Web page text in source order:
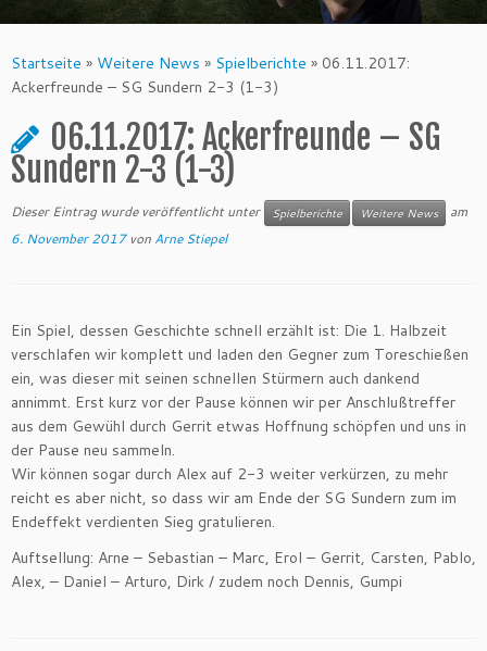
Startseite » Weitere News » Spielberichte » 06.11.2017:
Ackerfreunde – SG Sundern 2-3 (1-3)
06.11.2017: Ackerfreunde – SG
Sundern 2-3 (1-3)
Dieser Eintrag wurde veröffentlicht unter Spielberichte Weitere News
am
6. November 2017 von Arne Stiepel
Ein Spiel, dessen Geschichte schnell erzählt ist: Die 1. Halbzeit
verschlafen wir komplett und laden den Gegner zum Toreschießen
ein, was dieser mit seinen schnellen Stürmern auch dankend
annimmt. Erst kurz vor der Pause können wir per Anschlußtreffer
aus dem Gewühl durch Gerrit etwas Hoffnung schöpfen und uns in
der Pause neu sammeln.
Wir können sogar durch Alex auf 2-3 weiter verkürzen, zu mehr
reicht es aber nicht, so dass wir am Ende der SG Sundern zum im
Endeffekt verdienten Sieg gratulieren.
Auftsellung: Arne – Sebastian – Marc, Erol – Gerrit, Carsten, Pablo,
Alex, – Daniel – Arturo, Dirk / zudem noch Dennis, Gumpi